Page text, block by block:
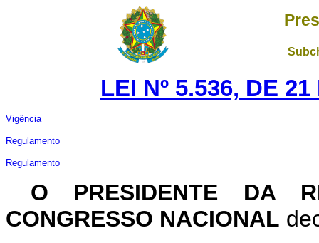
LEI Nº 5.536, DE
Vigência
Regulamento
Regulamento
O PRESIDENTE DA
CONGRESSO NACIONAL